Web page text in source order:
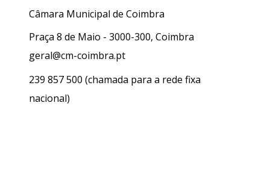
Câmara Municipal de Coimbra
Praça 8 de Maio - 3000-300, Coimbra
geral@cm-coimbra.pt
239 857 500 (chamada para a rede fixa
nacional)